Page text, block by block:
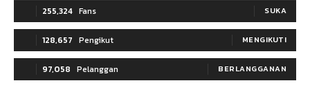
255,324 Fans SUKA
128,657 Pengikut MENGIKUTI
97,058 Pelanggan BERLANGGANAN